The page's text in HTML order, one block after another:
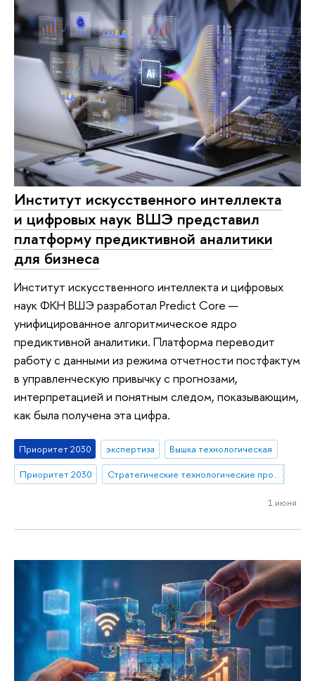
Институт искусственного интеллекта
и цифровых наук ВШЭ представил
платформу предиктивной аналитики
для бизнеса
Институт искусственного интеллекта и цифровых
наук ФКН ВШЭ разработал Predict Core —
унифицированное алгоритмическое ядро
предиктивной аналитики. Платформа переводит
работу с данными из режима отчетности постфактум
в управленческую привычку с прогнозами,
интерпретацией и понятным следом, показывающим,
как была получена эта цифра.
Приоритет 2030 экспертиза
Вышка технологическая
Приоритет 2030
Стратегические технологические проекты
1 июня